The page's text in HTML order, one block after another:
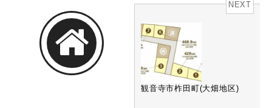
NEXT
観音寺市柞田町(大畑地区)